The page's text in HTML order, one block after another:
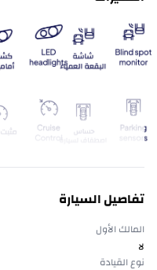
تفاصيل السيارة
المالك الأول
لا
نوع القيادة